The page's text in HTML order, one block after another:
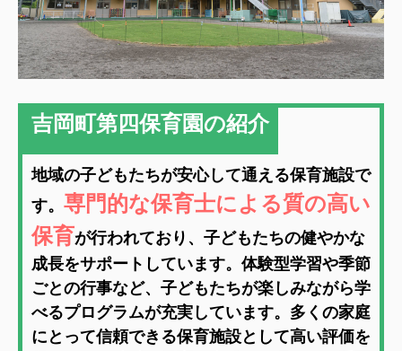
吉岡町第四保育園の紹介
地域の子どもたちが安心して通える保育施設で
す。 専門的な保育士による質の高い
保育が行われており、子どもたちの健やかな
成長をサポートしています。体験型学習や季節
ごとの行事など、子どもたちが楽しみながら学
べるプログラムが充実しています。多くの家庭
にとって信頼できる保育施設として高い評価を